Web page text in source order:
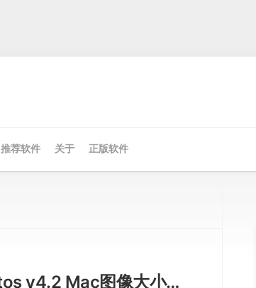
推荐软件 关于 正版软件
Image Resizer – Resize Photos v4.2 Mac图像大小批量调整工具破解版